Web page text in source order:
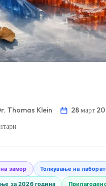
Thomas Klein
28 март
замор Толкување на
за 2026 година